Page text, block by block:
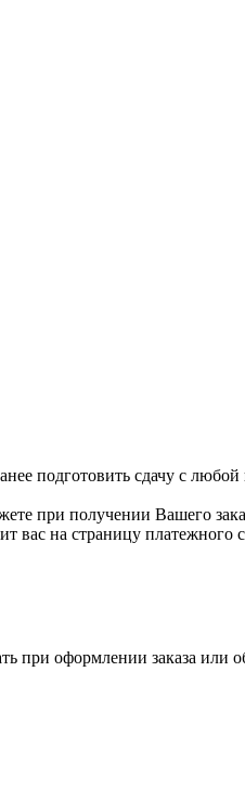
подготовить сдачу с
при получении Вашего
на страницу платежного
при оформлении заказа или